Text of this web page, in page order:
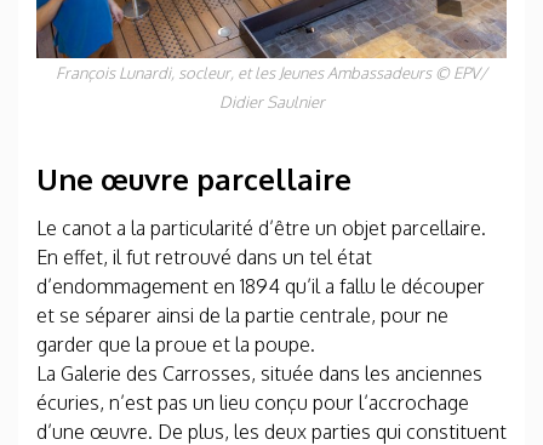
François Lunardi, socleur, et les Jeunes Ambassadeurs © EPV/
Didier Saulnier
Une œuvre parcellaire
Le canot a la particularité d’être un objet parcellaire.
En effet, il fut retrouvé dans un tel état
d’endommagement en 1894 qu’il a fallu le découper
et se séparer ainsi de la partie centrale, pour ne
garder que la proue et la poupe.
La Galerie des Carrosses, située dans les anciennes
écuries, n’est pas un lieu conçu pour l’accrochage
d’une œuvre. De plus, les deux parties qui constituent